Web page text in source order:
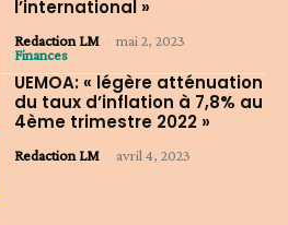
l’international »
Redaction LM - mai 2, 2023
Finances
UEMOA: « légère atténuation
du taux d’inflation à 7,8% au
4ème trimestre 2022 »
Redaction LM - avril 4, 2023